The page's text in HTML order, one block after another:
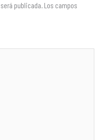
publicada. Los campos